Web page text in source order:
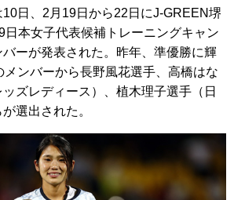
10日、2月19日から22日にJ-GREEN堺
日本女子代表候補トレーニングキャン
ーが発表された。昨年、準優勝に輝
メンバーから長野風花選手、高橋はな
ズレディース）、植木理子選手（日
選出された。